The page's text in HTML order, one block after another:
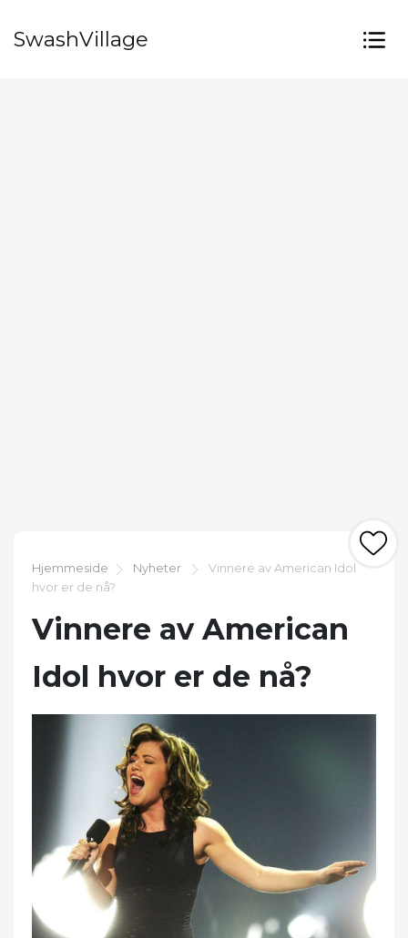
SwashVillage
Hjemmeside Nyheter
Vinnere av American Idol
hvor er de nå?
Vinnere av American
Idol hvor er de nå?